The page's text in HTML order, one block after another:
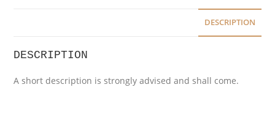
DESCRIPTION
DESCRIPTION
A short description is strongly advised and shall come.